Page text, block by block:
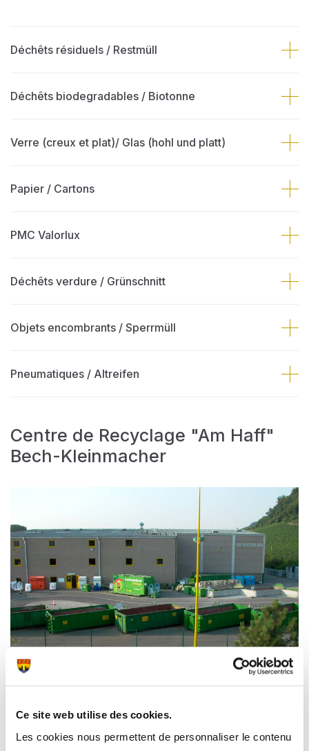
Ce site web utilise des cookies.
Les cookies nous permettent de personnaliser le contenu
Déchêts résiduels / Restmüll
Déchêts biodegradables / Biotonne
Verre (creux et plat)/ Glas (hohl und platt)
Papier / Cartons
PMC Valorlux
Déchêts verdure / Grünschnitt
Objets encombrants / Sperrmüll
Pneumatiques / Altreifen
Centre de Recyclage "Am Haff"
Bech-Kleinmacher
Le centre de recyclage est à la disposition des